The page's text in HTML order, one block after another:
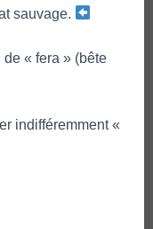
sauvage.
« fera » (bête
indifféremment «